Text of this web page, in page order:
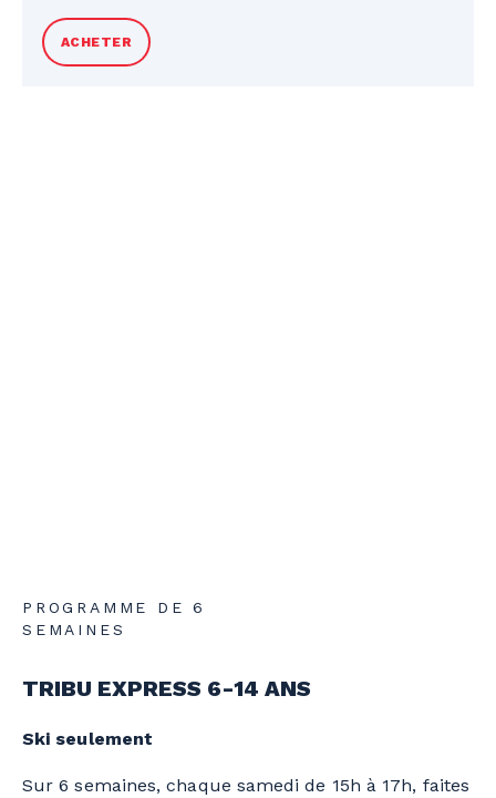
Taxes en sus. Billets de remontées et
équipement non inclus. Remboursement
ACHETER
PROGRAMME DE 6
SEMAINES
TRIBU EXPRESS 6-14 ANS
Ski seulement
Sur 6 semaines, chaque samedi de 15h à 17h, faites